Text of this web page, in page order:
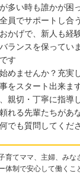
多い時も誰かが困
員でサポートし合
かげで、新人も経
ランスを保っていま
す
めませんか？充実
をスタート出来ま
親切・丁寧に指導
れる先輩たちがあ
でも質問してくだ
育てママ、主婦、みな
体制で安心して働くこ